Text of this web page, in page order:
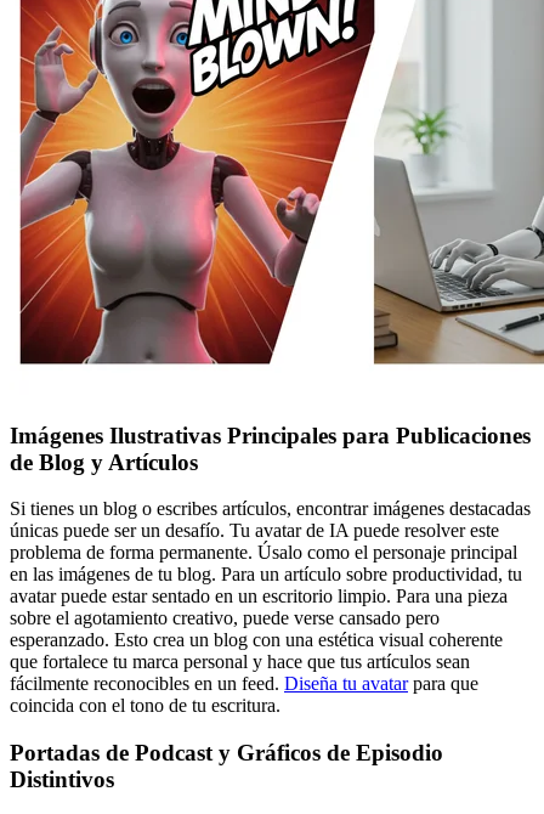
Imágenes Ilustrativas Principales para Publicaciones
de Blog y Artículos
Si tienes un blog o escribes artículos, encontrar imágenes destacadas
únicas puede ser un desafío. Tu avatar de IA puede resolver este
problema de forma permanente. Úsalo como el personaje principal
en las imágenes de tu blog. Para un artículo sobre productividad, tu
avatar puede estar sentado en un escritorio limpio. Para una pieza
sobre el agotamiento creativo, puede verse cansado pero
esperanzado. Esto crea un blog con una estética visual coherente
que fortalece tu marca personal y hace que tus artículos sean
fácilmente reconocibles en un feed. Diseña tu avatarpara que
coincida con el tono de tu escritura.
Portadas de Podcast y Gráficos de Episodio
Distintivos